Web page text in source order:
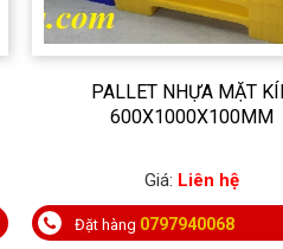
PALLET NHỰA MẶT
600X1000X100MM
Giá: Liên hệ
Đặt hàng 0797940068